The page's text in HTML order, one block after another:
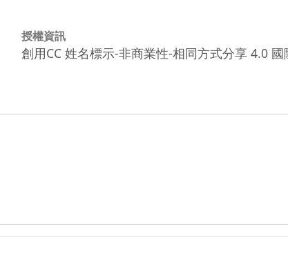
授權資訊
創用CC 姓名標示-非商業性-相同方式分享 4.0 國